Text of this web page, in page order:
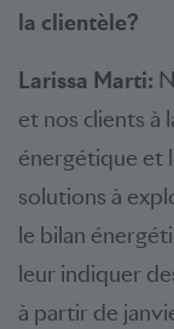
la clientèle?
Larissa Marti:
et nos clients à
énergétique et
solutions à
le bilan
leur indiquer
à partir de